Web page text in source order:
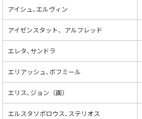
アイシュ､エルヴィン
アイゼンスタット、アルフレッド
エレタ､サンドラ
エリアッシュ､ボフミール
エリス､ジョン（画）
エルスタソポロウス､ステリオス